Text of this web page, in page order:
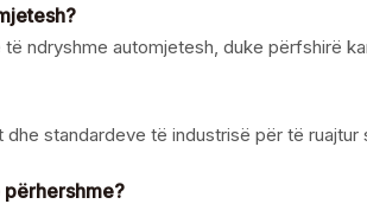
ndryshme automjetesh, duke përfshirë
standardeve të industrisë për të ruajtur